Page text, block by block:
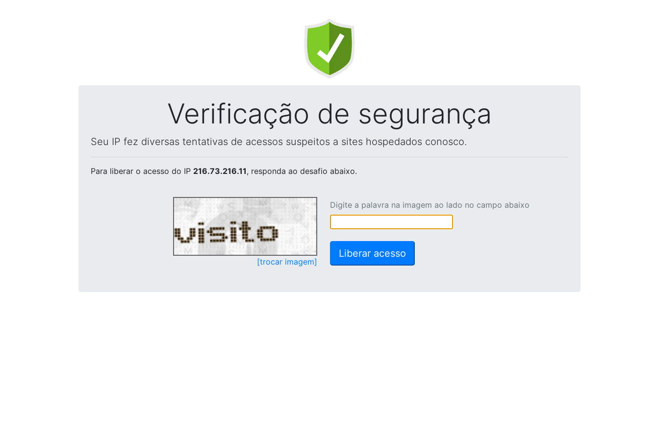
Verificação de segurança
Seu IP fez diversas tentativas de acessos suspeitos a sites hospedados conosco.
Para liberar o acesso do IP 216.73.216.11, responda ao desafio abaixo.
[trocar imagem]
Digite a palavra na imagem ao lado no campo abaixo